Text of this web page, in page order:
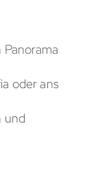
oder ans
und